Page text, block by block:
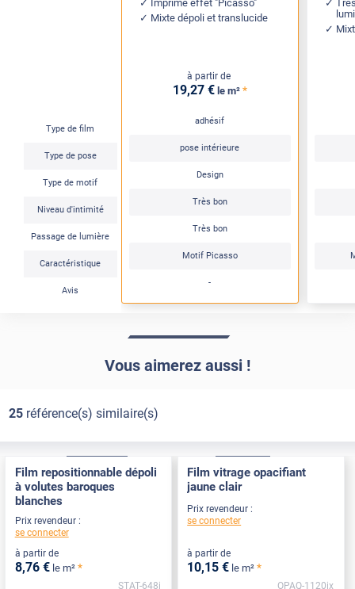
Type de film
Type de pose
Type de motif
Niveau d'intimité
Passage de lumière
Caractéristique
Avis
Imprimé effet "Picasso"
Mixte dépoli et translucide
à partir de
19,27 € le m² *
adhésif
pose intérieure
Design
Très bon
Très bon
Motif Picasso
-
Vous aimerez aussi !
25référence(s) similaire(s)
Film repositionnable dépoli
à volutes baroques
blanches
Prix revendeur :
se connecter
à partir de
8,76 € le m² *
STAT-648i
Film vitrage opacifiant
jaune clair
Prix revendeur :
se connecter
à partir de
10,15 € le m² *
OPAQ-1120ix